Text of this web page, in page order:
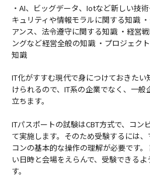
・AI、ビッグデータ、Iotなど新しい技
キュリティや情報モラルに関する知識
アンス、法令遵守に関する知識 ・経営
ングなど経営全般の知識 ・プロジェク
知識
IT化がすすむ現代で身につけておきたい
けられるので、IT系の企業でなく、一般
立ちます。
ITパスポートの試験はCBT方式で、コン
て実施します。そのため受験するには
コンの基本的な操作の理解が必要です
い日時と会場をえらんで、受験できるよ
す。